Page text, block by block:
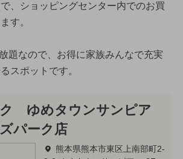
、ショッピングセンター内でのお買
す。
題なので、お得に家族みんなで充実
スポットです。
ゆめタウンサンピア
パーク店
熊本県熊本市東区上南部町2-